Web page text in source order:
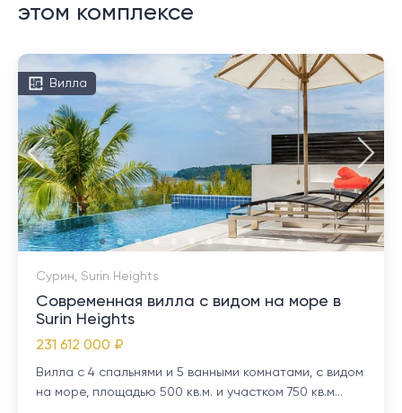
этом комплексе
Вилла
Сурин, Surin Heights
Современная вилла с видом на море в
Surin Heights
231 612 000 ₽
Вилла с 4 спальнями и 5 ванными комнатами, с видом
на море, площадью 500 кв.м. и участком 750 кв.м...